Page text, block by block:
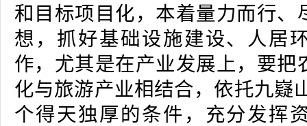
和目标项目化，本着量力而行、
想，抓好基础设施建设、人居
作，尤其是在产业发展上，要把
化与旅游产业相结合，依托九嶷
个得天独厚的条件，充分发挥